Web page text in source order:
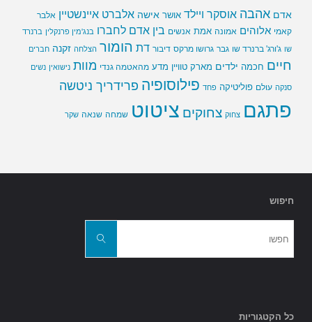
אדם אהבה אוסקר ויילד אושר אישה אלברט איינשטיין אלבר
קאמי אלוהים אמונה אמת אנשים בין אדם לחברו בנג'מין פרנקלין ברנרד
שו ג'ורג' ברנרד שו גבר גרושו מרקס דיבור דת הומור הצלחה זקנה חברים
חיים חכמה ילדים מארק טוויין מדע מהאטמה גנדי מוות נישואין נשים
סנקה עולם פוליטיקה פחד פילוסופיה פרידריך ניטשה
פתגם צחוק צחוקים ציטוט שמחה שנאה שקר
חיפוש
חפשו
כל הקטגוריות